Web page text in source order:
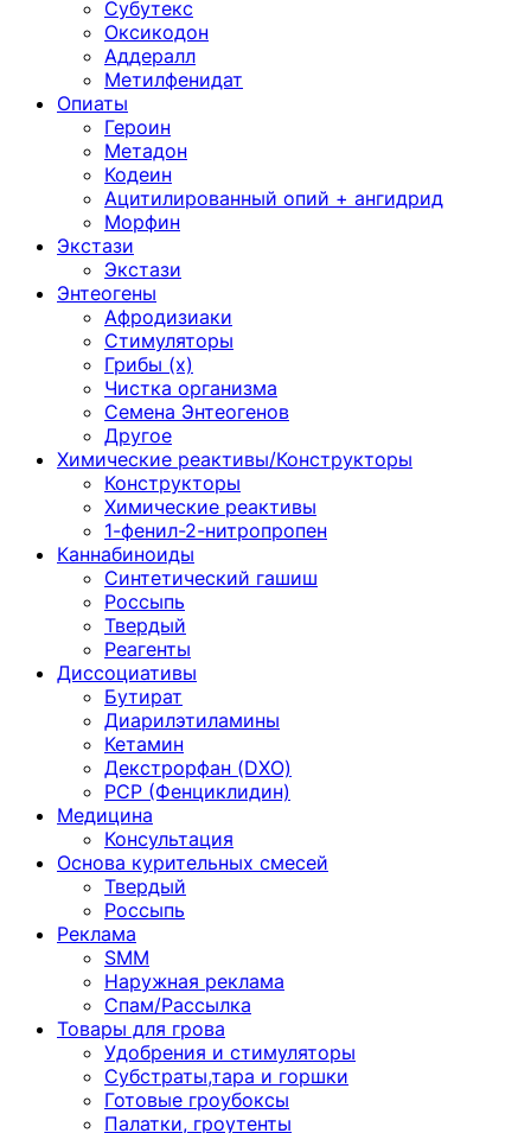
Субутекс
Оксикодон
Аддералл
Метилфенидат
Опиаты
Героин
Метадон
Кодеин
Ацитилированный опий + ангидрид
Морфин
Экстази
Экстази
Энтеогены
Афродизиаки
Стимуляторы
Грибы (х)
Чистка организма
Семена Энтеогенов
Другое
Химические реактивы/Конструкторы
Конструкторы
Химические реактивы
1-фенил-2-нитропропен
Каннабиноиды
Синтетический гашиш
Россыпь
Твердый
Реагенты
Диссоциативы
Бутират
Диарилэтиламины
Кетамин
Декстрорфан (DXO)
PCP (Фенциклидин)
Медицина
Консультация
Основа курительных смесей
Твердый
Россыпь
Реклама
SMM
Наружная реклама
Спам/Рассылка
Товары для грова
Удобрения и стимуляторы
Субстраты,тара и горшки
Готовые гроубоксы
Палатки, гроутенты